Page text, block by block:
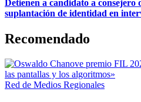
Detienen a candidato a consejero
suplantación de identidad en
Recomendado
Red de Medios Regionales